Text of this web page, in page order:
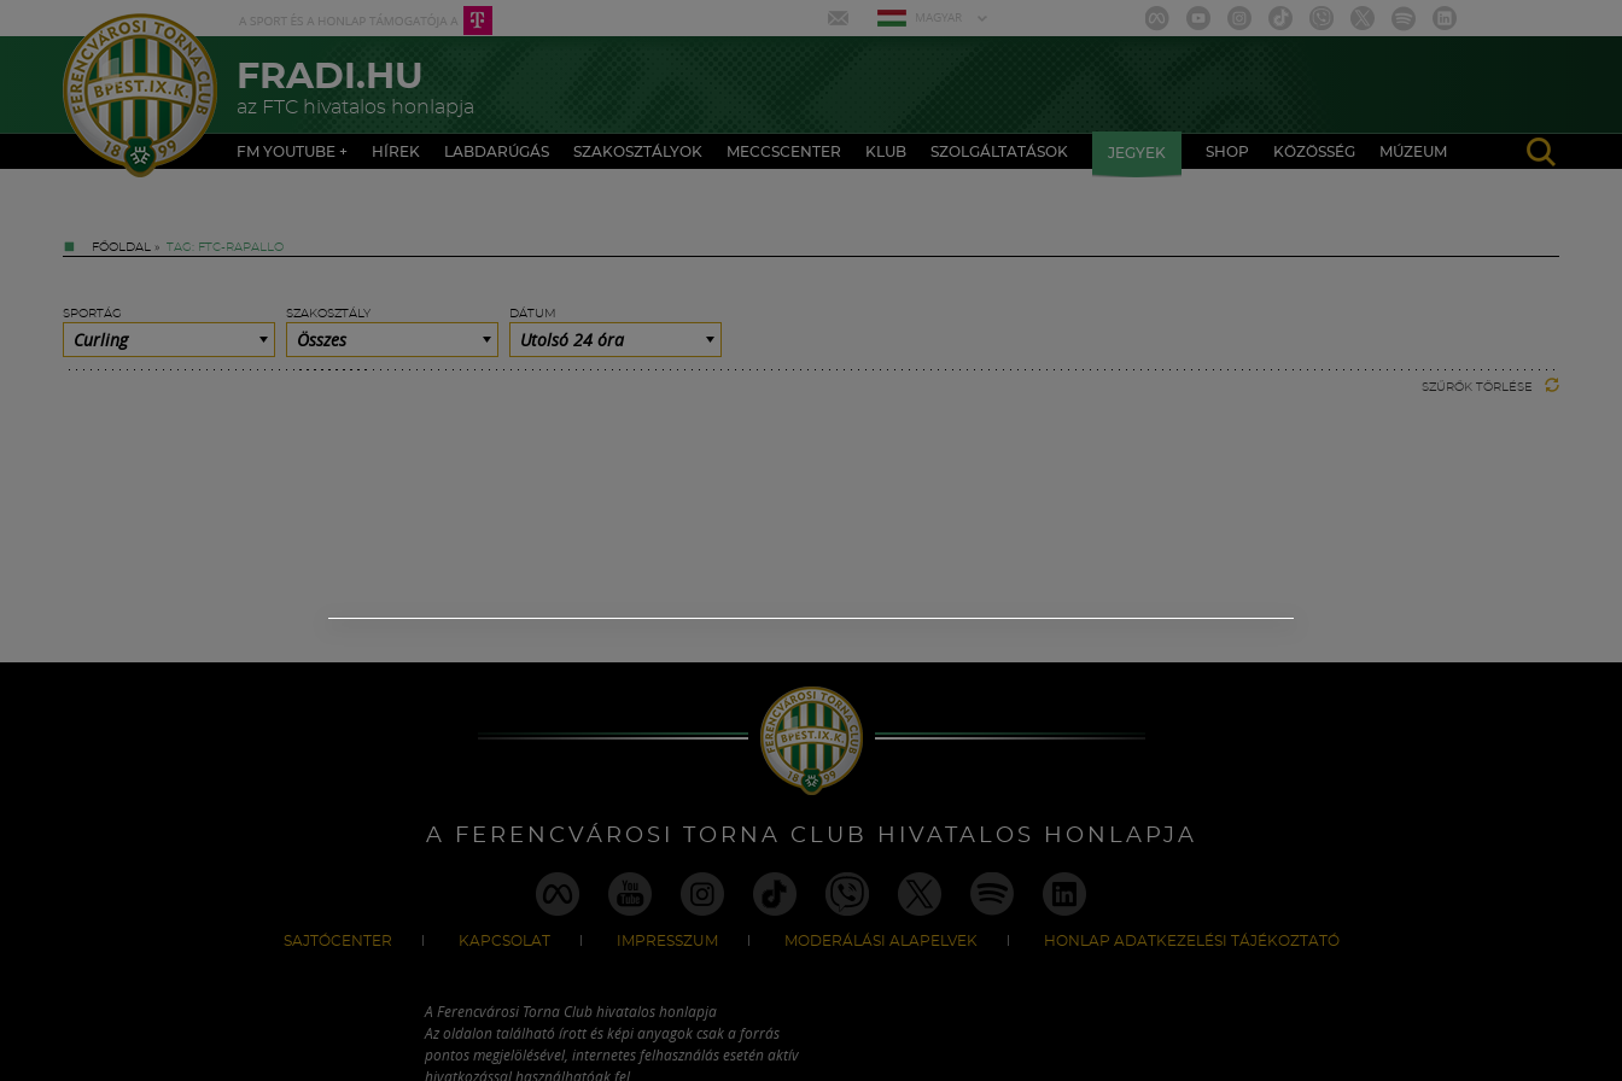
MAGYAR
FRADI.HU
az FTC hivatalos honlapja
FM YOUTUBE + HÍREK LABDARÚGÁS SZAKOSZTÁLYOK MECCSCENTER KLUB SZOLGÁLTATÁSOK JEGYEK SHOP KÖZÖSSÉG MÚZEUM
FŐOLDAL » TAG: FTC-RAPALLO
SPORTÁG
Curling
SZAKOSZTÁLY
Összes
DÁTUM
Utolsó 24 óra
SZŰRŐK TÖRLÉSE
A FERENCVÁROSI TORNA CLUB HIVATALOS HONLAPJA
SAJTÓCENTER KAPCSOLAT IMPRESSZUM MODERÁLÁSI ALAPELVEK HONLAP ADATKEZELÉSI TÁJÉKOZTATÓ
A Ferencvárosi Torna Club hivatalos honlapja
Az oldalon található írott és képi anyagok csak a forrás
pontos megjelölésével, internetes felhasználás esetén aktív
hivatkozással használhatóak fel.